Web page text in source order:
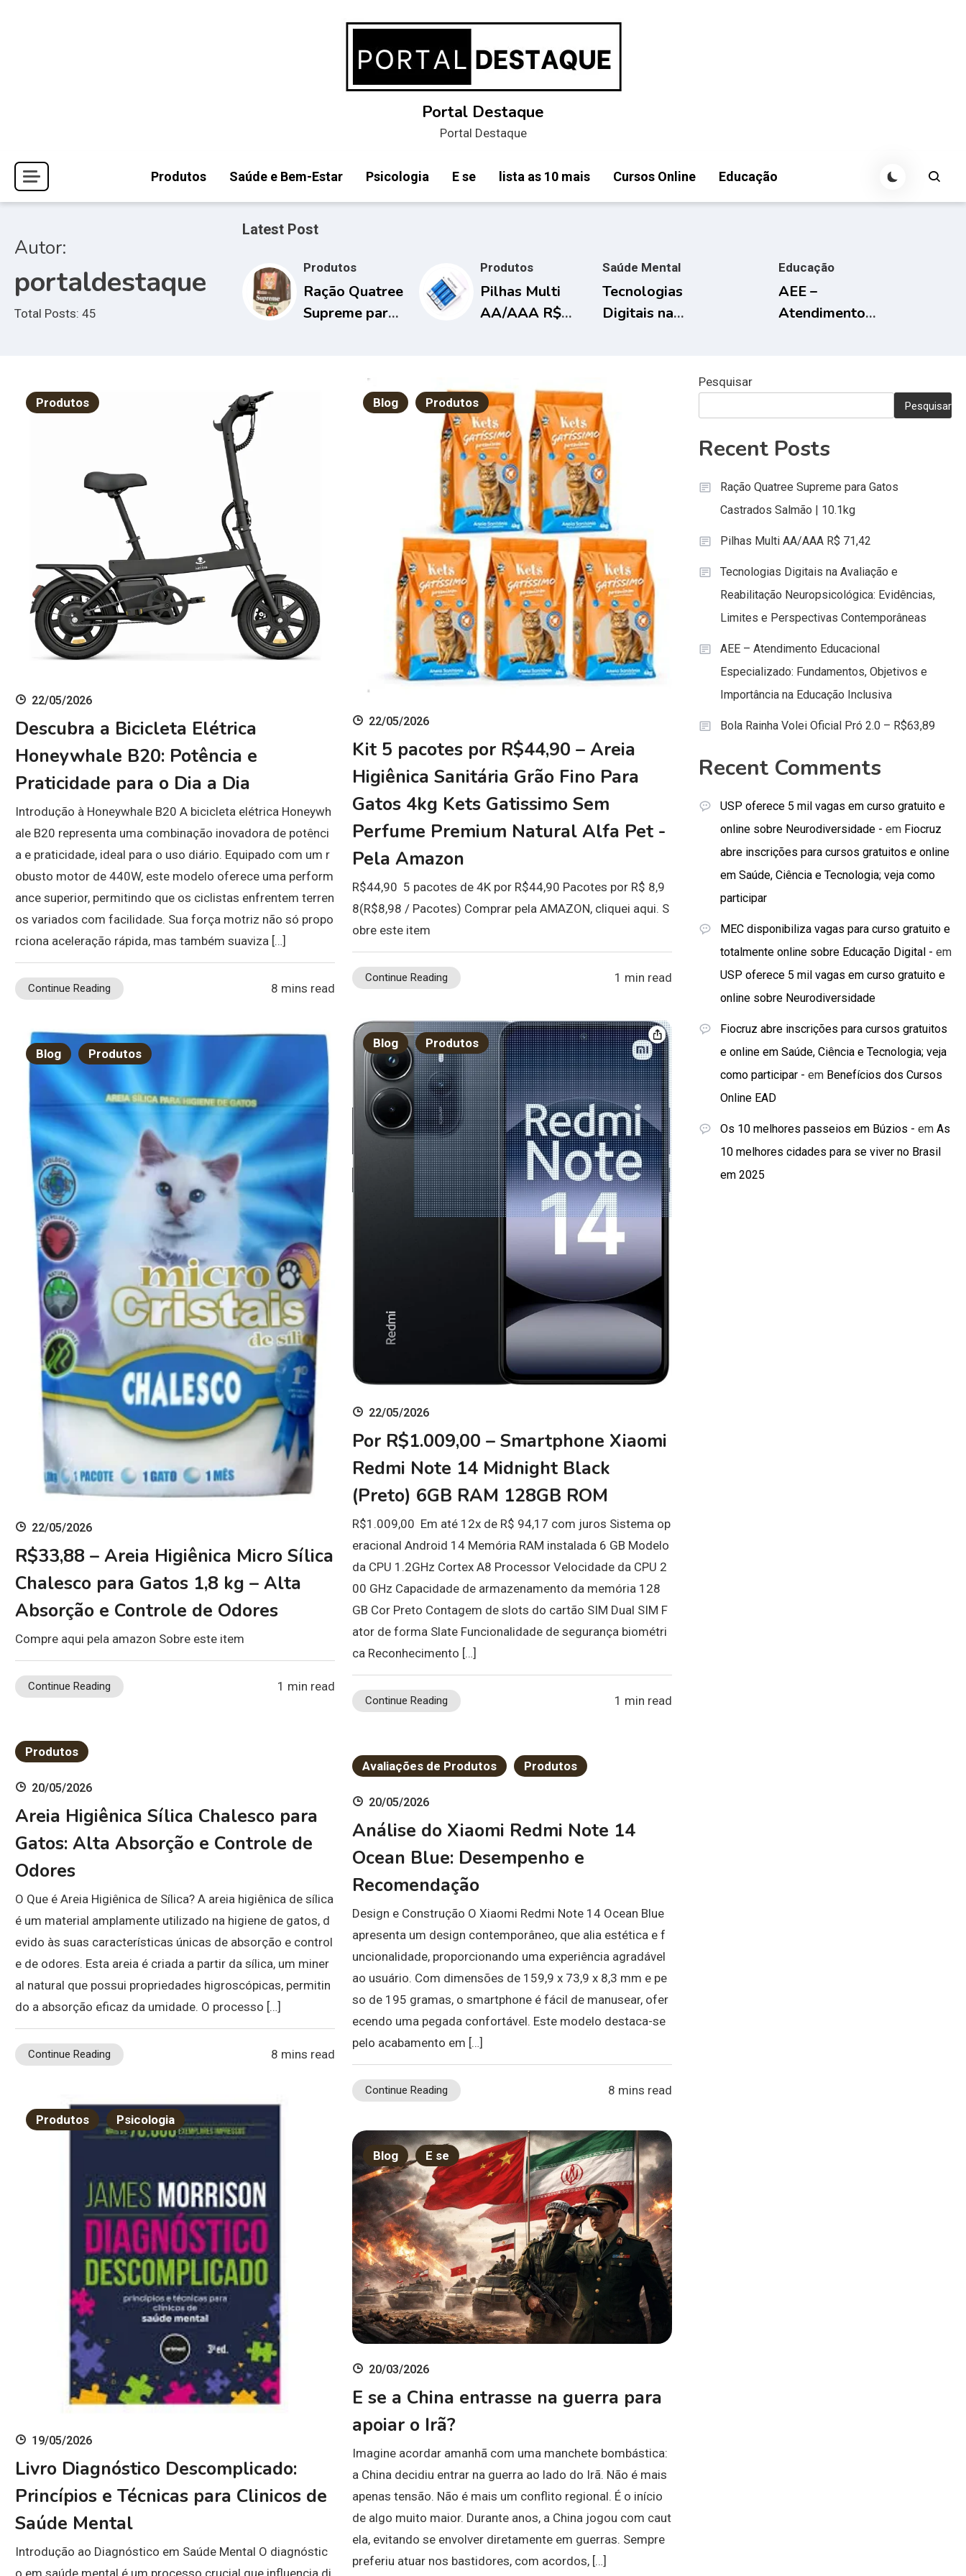
Portal Destaque
Portal Destaque
Produtos Saúde e Bem-Estar Psicologia E se lista as 10 mais Cursos Online Educação
Autor:
portaldestaque
Total Posts: 45
Latest Post
Produtos
Ração Quatree
Supreme para
Produtos
Pilhas Multi
AA/AAA R$
Saúde Mental
Tecnologias
Digitais na
Neuropsicológica:
Evidências,
Limites e
Perspectivas
Contemporâneas
Educação
AEE –
Atendimento
Objetivos e
Importância na
Educação
Produtos
22/05/2026
Descubra a Bicicleta Elétrica
Honeywhale B20: Potência e
Praticidade para o Dia a Dia
Introdução à Honeywhale B20 A bicicleta elétrica Honeywh
ale B20 representa uma combinação inovadora de potênci
a e praticidade, ideal para o uso diário. Equipado com um r
obusto motor de 440W, este modelo oferece uma perform
ance superior, permitindo que os ciclistas enfrentem terren
os variados com facilidade. Sua força motriz não só propo
rciona aceleração rápida, mas também suaviza […]
Continue Reading 8 mins read
Blog Produtos
22/05/2026
Kit 5 pacotes por R$44,90 – Areia
Higiênica Sanitária Grão Fino Para
Gatos 4kg Kets Gatissimo Sem
Perfume Premium Natural Alfa Pet -
Pela Amazon
R$44,90 5 pacotes de 4K por R$44,90 Pacotes por R$ 8,9
8(R$8,98 / Pacotes) Comprar pela AMAZON, cliquei aqui. S
obre este item
Continue Reading 1 min read
Blog Produtos
22/05/2026
Por R$1.009,00 – Smartphone Xiaomi
Redmi Note 14 Midnight Black
(Preto) 6GB RAM 128GB ROM
R$1.009,00 Em até 12x de R$ 94,17 com juros Sistema op
eracional Android 14 Memória RAM instalada 6 GB Modelo
da CPU 1.2GHz Cortex A8 Processor Velocidade da CPU 2
00 GHz Capacidade de armazenamento da memória 128
GB Cor Preto Contagem de slots do cartão SIM Dual SIM F
ator de forma Slate Funcionalidade de segurança biométri
ca Reconhecimento […]
Continue Reading 1 min read
Blog Produtos
22/05/2026
R$33,88 – Areia Higiênica Micro Sílica
Chalesco para Gatos 1,8 kg – Alta
Absorção e Controle de Odores
Compre aqui pela amazon Sobre este item
Continue Reading 1 min read
Produtos
20/05/2026
Areia Higiênica Sílica Chalesco para
Gatos: Alta Absorção e Controle de
Odores
O Que é Areia Higiênica de Sílica? A areia higiênica de sílica
é um material amplamente utilizado na higiene de gatos, d
evido às suas características únicas de absorção e control
e de odores. Esta areia é criada a partir da sílica, um miner
al natural que possui propriedades higroscópicas, permitin
do a absorção eficaz da umidade. O processo […]
Continue Reading 8 mins read
Avaliações de Produtos Produtos
20/05/2026
Análise do Xiaomi Redmi Note 14
Ocean Blue: Desempenho e
Recomendação
Design e Construção O Xiaomi Redmi Note 14 Ocean Blue
apresenta um design contemporâneo, que alia estética e f
uncionalidade, proporcionando uma experiência agradável
ao usuário. Com dimensões de 159,9 x 73,9 x 8,3 mm e pe
so de 195 gramas, o smartphone é fácil de manusear, ofer
ecendo uma pegada confortável. Este modelo destaca-se
pelo acabamento em […]
Continue Reading 8 mins read
Produtos Psicologia
19/05/2026
Livro Diagnóstico Descomplicado:
Princípios e Técnicas para Clinicos de
Saúde Mental
Introdução ao Diagnóstico em Saúde Mental O diagnóstic
o em saúde mental é um processo crucial que influencia di
Blog E se
20/03/2026
E se a China entrasse na guerra para
apoiar o Irã?
Imagine acordar amanhã com uma manchete bombástica:
a China decidiu entrar na guerra ao lado do Irã. Não é mais
apenas tensão. Não é mais um conflito regional. É o início
de algo muito maior. Durante anos, a China jogou com caut
ela, evitando se envolver diretamente em guerras. Sempre
preferiu atuar nos bastidores, com acordos, […]
Pesquisar
Pesquisar
Recent Posts
Ração Quatree Supreme para Gatos
Castrados Salmão | 10.1kg
Pilhas Multi AA/AAA R$ 71,42
Tecnologias Digitais na Avaliação e
Reabilitação Neuropsicológica: Evidências,
Limites e Perspectivas Contemporâneas
AEE – Atendimento Educacional
Especializado: Fundamentos, Objetivos e
Importância na Educação Inclusiva
Bola Rainha Volei Oficial Pró 2.0 – R$63,89
Recent Comments
USP oferece 5 mil vagas em curso gratuito e
online sobre Neurodiversidade - em Fiocruz
abre inscrições para cursos gratuitos e online
em Saúde, Ciência e Tecnologia; veja como
participar
MEC disponibiliza vagas para curso gratuito e
totalmente online sobre Educação Digital - em
USP oferece 5 mil vagas em curso gratuito e
online sobre Neurodiversidade
Fiocruz abre inscrições para cursos gratuitos
e online em Saúde, Ciência e Tecnologia; veja
como participar - em Benefícios dos Cursos
Online EAD
Os 10 melhores passeios em Búzios - em As
10 melhores cidades para se viver no Brasil
em 2025